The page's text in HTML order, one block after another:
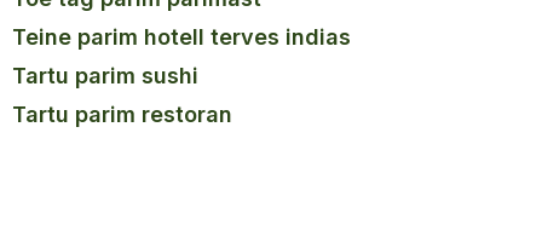
teine parim hotell terves indias
tartu parim sushi
tartu parim restoran